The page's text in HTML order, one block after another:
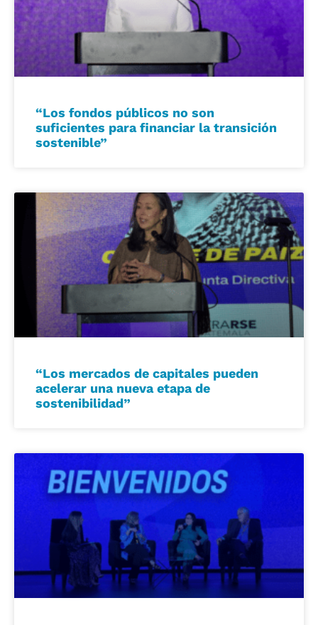
“Los fondos públicos no son
suficientes para financiar la transición
sostenible”
“Los mercados de capitales pueden
acelerar una nueva etapa de
sostenibilidad”